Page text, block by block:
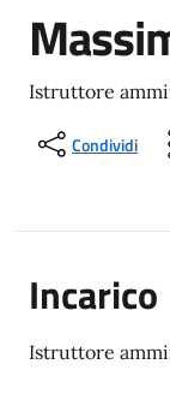
Istruttore
Condividi
Incarico
Istruttore